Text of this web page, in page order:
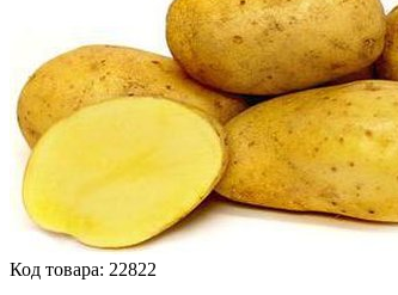
Код товара: 22822